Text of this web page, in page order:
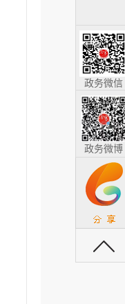
政务微信
政务微博